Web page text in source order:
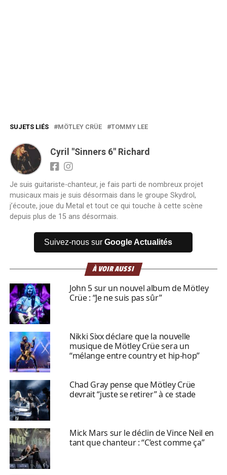
SUJETS LIÉS MÖTLEY CRÜE TOMMY LEE
Cyril "Sinners 6" Richard
Je suis guitariste-chanteur, je fais parti de nombreux projet
musicaux mais je suis désormais dans le groupe Skydrol,
j’écoute, joue du Metal et tout ce qui touche à cette scène
depuis plus de 15 ans désormais.
Suivez-nous surGoogle Actualités
À VOIR AUSSI
John 5 sur un nouvel album de Mötley
Crüe : “Je ne suis pas sûr”
Nikki Sixx déclare que la nouvelle
musique de Mötley Crüe sera un
“mélange entre country et hip-hop”
Chad Gray pense que Mötley Crüe
devrait “juste se retirer” à ce stade
Mick Mars sur le déclin de Vince Neil en
tant que chanteur : “C’est comme ça”